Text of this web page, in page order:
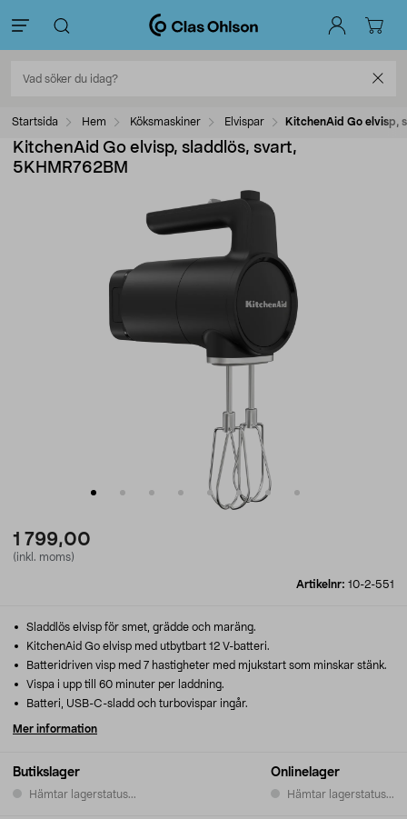
Startsida Hem Köksmaskiner Elvispar KitchenAid Go elvisp,
KitchenAid Go elvisp, sladdlös, svart,
5KHMR762BM
1 799,00
(inkl. moms)
Artikelnr: 10-2-551
Butikslager
Hämtar lagerstatus...
Onlinelager
Hämtar lagerstatus...
Sladdlös elvisp för smet, grädde och maräng.
KitchenAid Go elvisp med utbytbart 12 V-batteri.
Batteridriven visp med 7 hastigheter med mjukstart som minskar stänk.
Vispa i upp till 60 minuter per laddning.
Batteri, USB-C-sladd och turbovispar ingår.
Mer information